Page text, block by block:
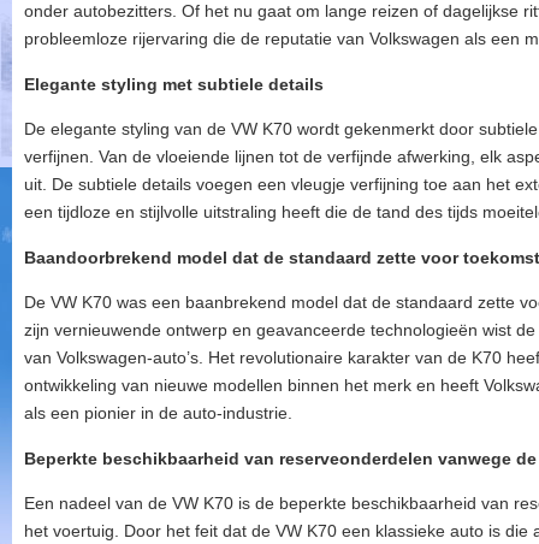
onder autobezitters. Of het nu gaat om lange reizen of dagelijkse
probleemloze rijervaring die de reputatie van Volkswagen als een
Elegante styling met subtiele details
De elegante styling van de VW K70 wordt gekenmerkt door
verfijnen. Van de vloeiende lijnen tot de verfijnde afwerking, elk
uit. De subtiele details voegen een vleugje verfijning toe aan het
een tijdloze en stijlvolle uitstraling heeft die de tand des tijds
Baandoorbrekend model dat de standaard zette voor
De VW K70 was een baanbrekend model dat de standaard zette
zijn vernieuwende ontwerp en geavanceerde technologieën wist
van Volkswagen-auto’s. Het revolutionaire karakter van de K70
ontwikkeling van nieuwe modellen binnen het merk en heeft
als een pionier in de auto-industrie.
Beperkte beschikbaarheid van reserveonderdelen vanwege
Een nadeel van de VW K70 is de beperkte beschikbaarheid van
het voertuig. Door het feit dat de VW K70 een klassieke auto is die